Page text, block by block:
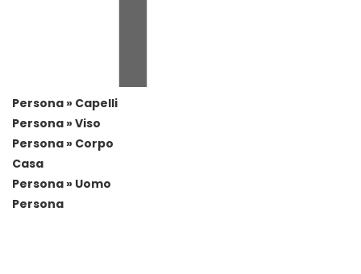
Persona » Capelli
Persona » Viso
Persona » Corpo
Casa
Persona » Uomo
Persona